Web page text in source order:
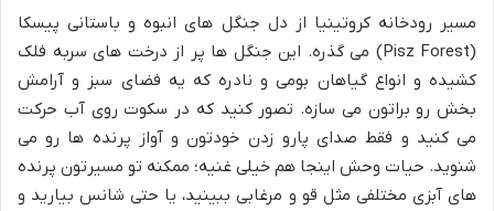
مسیر رودخانه کروتینیا از دل جنگل های انبوه و باستانی پیسکا
(Pisz Forest) می گذره. این جنگل ها پر از درخت های سربه فلک
کشیده و انواع گیاهان بومی و نادره که یه فضای سبز و آرامش
بخش رو براتون می سازه. تصور کنید که در سکوت روی آب حرکت
می کنید و فقط صدای پارو زدن خودتون و آواز پرنده ها رو می
شنوید. حیات وحش اینجا هم خیلی غنیه؛ ممکنه تو مسیرتون پرنده
های آبزی مختلفی مثل قو و مرغابی ببینید، یا حتی شانس بیارید و